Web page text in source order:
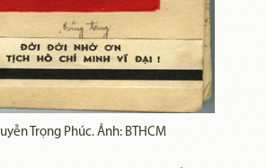
Trọng Phúc. Ảnh: BTHCM